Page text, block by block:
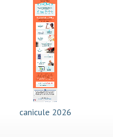
Aide au permis de conduire